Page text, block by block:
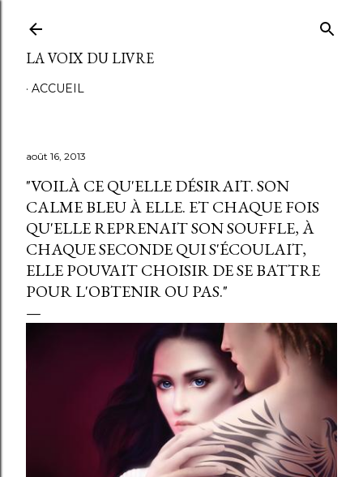
LA VOIX DU LIVRE
ACCUEIL
août 16, 2013
"VOILÀ CE QU'ELLE DÉSIRAIT. SON
CALME BLEU À ELLE. ET CHAQUE FOIS
QU'ELLE REPRENAIT SON SOUFFLE, À
CHAQUE SECONDE QUI S'ÉCOULAIT,
ELLE POUVAIT CHOISIR DE SE BATTRE
POUR L'OBTENIR OU PAS."